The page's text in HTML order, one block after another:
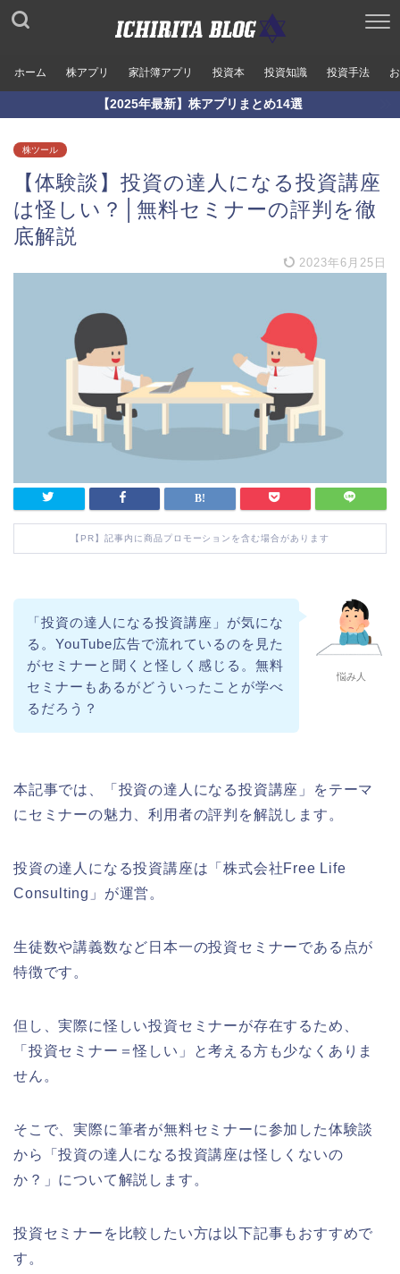
ホーム 株アプリ 家計簿アプリ 投資本 投資知識 投資手法
【2025年最新】株アプリまとめ14選
株ツール
【体験談】投資の達人になる投資講座
は怪しい？│無料セミナーの評判を徹
底解説
2023年6月25日
【PR】記事内に商品プロモーションを含む場合があります
悩み人
「投資の達人になる投資講座」が気にな
る。YouTube広告で流れているのを見た
がセミナーと聞くと怪しく感じる。無料
セミナーもあるがどういったことが学べ
るだろう？
本記事では、「投資の達人になる投資講座」をテーマ
にセミナーの魅力、利用者の評判を解説します。
投資の達人になる投資講座は「株式会社Free Life
Consulting」が運営。
生徒数や講義数など日本一の投資セミナーである点が
特徴です。
但し、実際に怪しい投資セミナーが存在するため、
「投資セミナー＝怪しい」と考える方も少なくありま
せん。
そこで、実際に筆者が無料セミナーに参加した体験談
から「投資の達人になる投資講座は怪しくないの
か？」について解説します。
投資セミナーを比較したい方は以下記事もおすすめで
す。